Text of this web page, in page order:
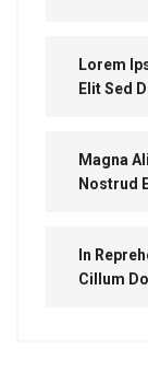
Lorem
Elit Sed
Magna
Nostrud
In
Cillum